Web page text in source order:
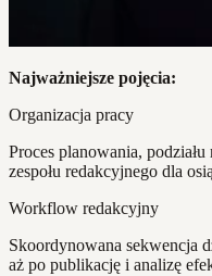
Najważniejsze pojęcia:
Organizacja pracy
Proces planowania,
zespołu redakcyjnego dla
Workflow redakcyjny
Skoordynowana sekwencja
aż po publikację i analizę